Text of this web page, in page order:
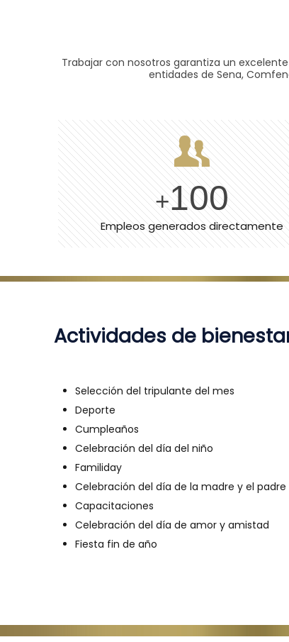
Trabajar con nosotros garantiza un
entidades de Sena,
+100
Empleos generados directamente
Actividades de
Selección del tripulante del mes
Deporte
Cumpleaños
Celebración del día del niño
Familiday
Celebración del día de la madre y el padre
Capacitaciones
Celebración del día de amor y amistad
Fiesta fin de año